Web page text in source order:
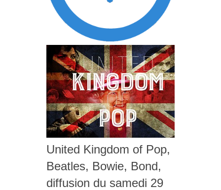
United Kingdom of Pop,
Beatles, Bowie, Bond,
diffusion du samedi 29